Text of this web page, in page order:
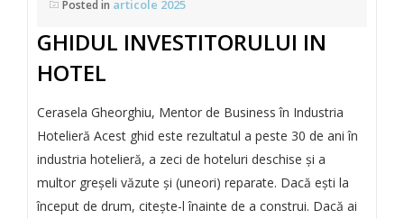
Posted in articole 2025
GHIDUL INVESTITORULUI IN
HOTEL
Cerasela Gheorghiu, Mentor de Business în Industria
Hotelieră Acest ghid este rezultatul a peste 30 de ani în
industria hotelieră, a zeci de hoteluri deschise și a
multor greșeli văzute și (uneori) reparate. Dacă ești la
început de drum, citește-l înainte de a construi. Dacă ai